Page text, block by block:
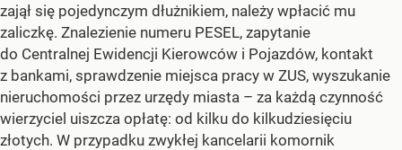
zajął się pojedynczym dłużnikiem, należy wpłacić mu
zaliczkę. Znalezienie numeru PESEL, zapytanie
do Centralnej Ewidencji Kierowców i Pojazdów, kontakt
z bankami, sprawdzenie miejsca pracy w ZUS, wyszukanie
nieruchomości przez urzędy miasta – za każdą czynność
wierzyciel uiszcza opłatę: od kilku do kilkudziesięciu
złotych. W przypadku zwykłej kancelarii komornik